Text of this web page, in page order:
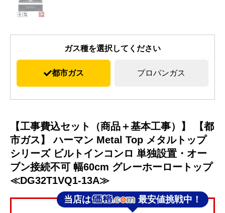
ガス種を選択してください
都市ガス プロパンガス
【工事費込セット（商品＋基本工事）】 【都
市ガス】 ハーマン Metal Top メタルトップ
シリーズ ビルトインコンロ 単独設置・オー
ブン接続不可 幅60cm グレーホーロートップ
≪DG32T1VQ1-13A≫
当店は 最安値挑戦中！